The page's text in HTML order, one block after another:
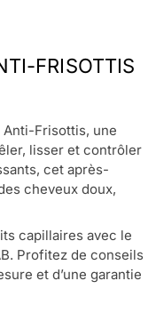
FRISOTTIS
Frisottis, une
lisser et contrôler
cet après-
cheveux doux,
capillaires avec le
Profitez de conseils
et d’une garantie